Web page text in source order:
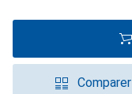
Comparer